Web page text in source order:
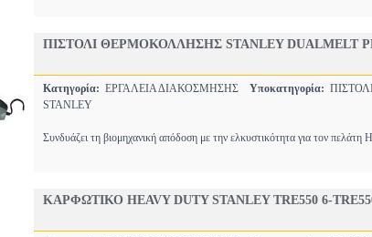
ΠΙΣΤΟΛΙ ΘΕΡΜΟΚΟΛΛΗΣΗΣ STANLEY DUALMELT
Κατηγορία: ΕΡΓΑΛΕΙΑ ΔΙΑΚΟΣΜΗΣΗΣ Υποκατηγορία:
STANLEY
Συνδυάζει τη βιομηχανική απόδοση με την ελκυστικότητα για τον πελάτη
ΚΑΡΦΩΤΙΚΟ HEAVY DUTY STANLEY TRE550 6-